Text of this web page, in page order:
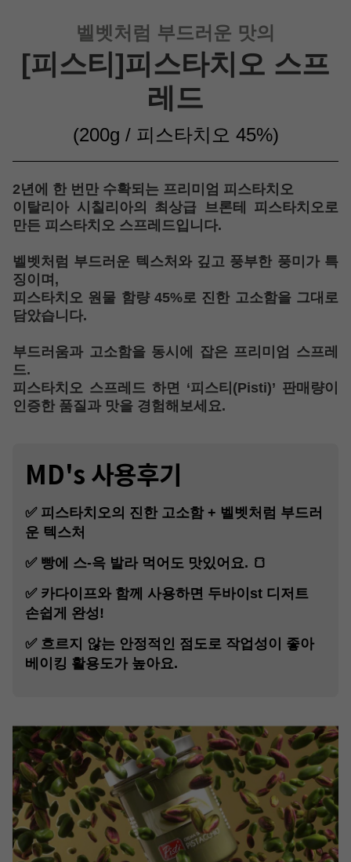
벨벳처럼 부드러운 맛의
[피스티]피스타치오 스프
레드
(200g / 피스타치오 45%)
2년에 한 번만 수확되는 프리미엄 피스타치오
이탈리아 시칠리아의 최상급 브론테 피스타치오로
만든 피스타치오 스프레드입니다.
벨벳처럼 부드러운 텍스처와 깊고 풍부한 풍미가 특
징이며,
피스타치오 원물 함량 45%로 진한 고소함을 그대로
담았습니다.
부드러움과 고소함을 동시에 잡은 프리미엄 스프레
드.
피스타치오 스프레드 하면 ‘피스티(Pisti)’ 판매량이
인증한 품질과 맛을 경험해보세요.
MD's 사용후기
✅ 피스타치오의 진한 고소함 + 벨벳처럼 부드러
운 텍스처
✅ 빵에 스-윽 발라 먹어도 맛있어요. 🍞
✅ 카다이프와 함께 사용하면 두바이st 디저트
손쉽게 완성!
✅ 흐르지 않는 안정적인 점도로 작업성이 좋아
베이킹 활용도가 높아요.